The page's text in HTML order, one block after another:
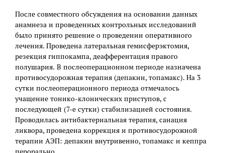
После совместного обсуждения на основании данных
анамнеза и проведенных контрольных исследований
было принято решение о проведении оперативного
лечения. Проведена латеральная гемисферэктомия,
резекция гиппокампа, деафферентация правого
полушария. В послеоперационном периоде назначена
противосудорожная терапия (депакин, топамакс). На 3
сутки послеоперационного периода отмечалось
учащение тонико-клонических приступов, с
последующей (7-е сутки) стабилизацией состояния.
Проводилась антибактериальная терапия, санация
ликвора, проведена коррекция и противосудорожной
терапии АЭП: депакин внутривенно, топамакс и кеппра